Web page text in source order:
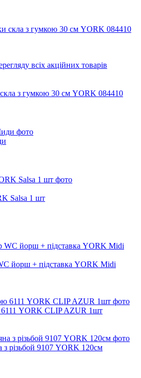
всіх акційних товарів
з гумкою 30 см YORK 084410
Salsa 1 шт
йорш + підставка YORK Midi
6111 YORK CLIP AZUR 1шт
з різьбой 9107 YORK 120см